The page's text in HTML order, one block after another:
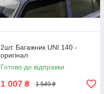
2шт. Багажник UNI 140 -
оригінал
Готово до відправки
1 007 ₴ 1 549 ₴